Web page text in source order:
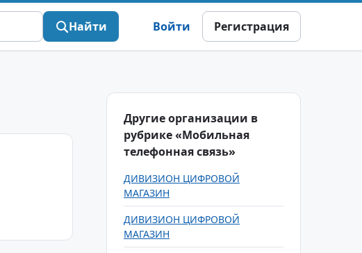
Найти Войти Регистрация
Другие организации в
рубрике «Мобильная
телефонная связь»
ДИВИЗИОН ЦИФРОВОЙ
МАГАЗИН
ДИВИЗИОН ЦИФРОВОЙ
МАГАЗИН